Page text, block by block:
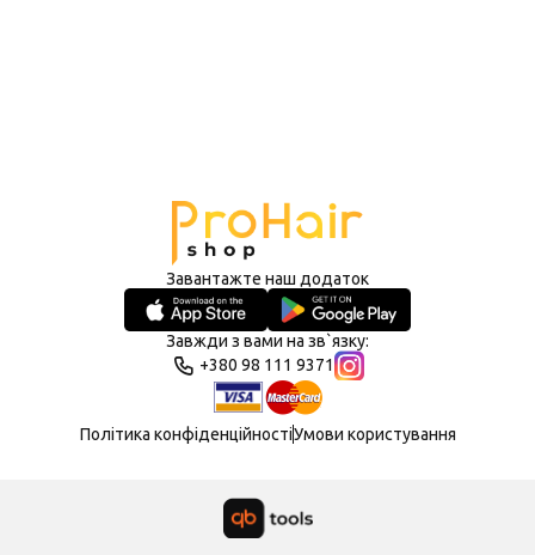
Завантажте наш додаток
Завжди з вами на зв`язку:
+380 98 111 9371
Політика конфіденційностіУмови користування